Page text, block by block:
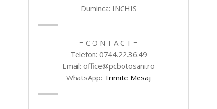
Duminca: INCHIS
= C O N T A C T =
Telefon: 0744.22.36.49
Email: office@pcbotosani.ro
WhatsApp: Trimite Mesaj